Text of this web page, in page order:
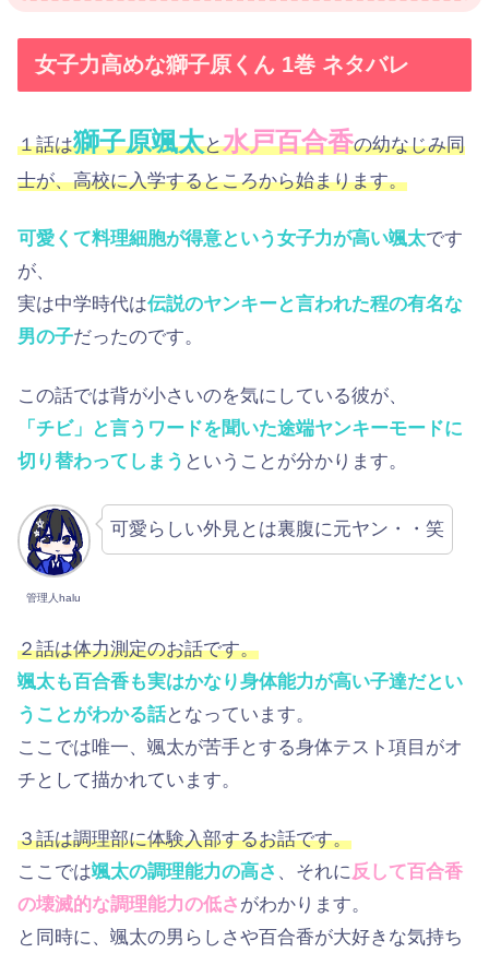
女子力高めな獅子原くん 1巻 ネタバレ
１話は獅子原颯太と水戸百合香の幼なじみ同
士が、高校に入学するところから始まります。
可愛くて料理細胞が得意という女子力が高い颯太です
が、
実は中学時代は伝説のヤンキーと言われた程の有名な
男の子だったのです。
この話では背が小さいのを気にしている彼が、
「チビ」と言うワードを聞いた途端ヤンキーモードに
切り替わってしまう ということが分かります。
管理人halu
可愛らしい外見とは裏腹に元ヤン・・笑
２話は体力測定のお話です。
颯太も百合香も実はかなり身体能力が高い子達だとい
うことがわかる話となっています。
ここでは唯一、颯太が苦手とする身体テスト項目がオ
チとして描かれています。
３話は調理部に体験入部するお話です。
ここでは颯太の調理能力の高さ 、それに反して百合香
の壊滅的な調理能力の低さ がわかります。
と同時に、颯太の男らしさや百合香が大好きな気持ち